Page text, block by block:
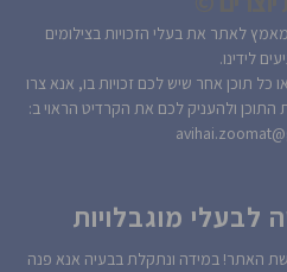
מאמץ לאתר את בעלי הזכויות בצילומים
לידינו.
תוכן אחר שיש לכם זכויות בו, אנא צרו
ולהעניק לכם את הקרדיט הראוי ב:
מוגבלויות
האתר! במידה ונתקלת בבעיה אנא פנה